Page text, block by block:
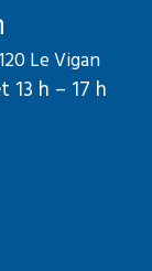
Le Vigan
13 h – 17 h